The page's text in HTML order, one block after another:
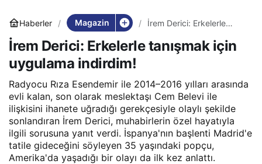
Haberler Magazin
İrem Derici: Erkelerle
indirdim!
İrem Derici: Erkelerle tanışmak için
uygulama indirdim!
Radyocu Rıza Esendemir ile 2014–2016 yılları arasında
evli kalan, son olarak meslektaşı Cem Belevi ile
ilişkisini ihanete uğradığı gerekçesiyle olaylı şekilde
sonlandıran İrem Derici, muhabirlerin özel hayatıyla
ilgili sorusuna yanıt verdi. İspanya'nın başlenti Madrid'e
tatile gideceğini söyleyen 35 yaşındaki popçu,
Amerika'da yaşadığı bir olayı da ilk kez anlattı.